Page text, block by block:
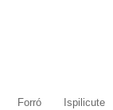
Forró Ispilicute